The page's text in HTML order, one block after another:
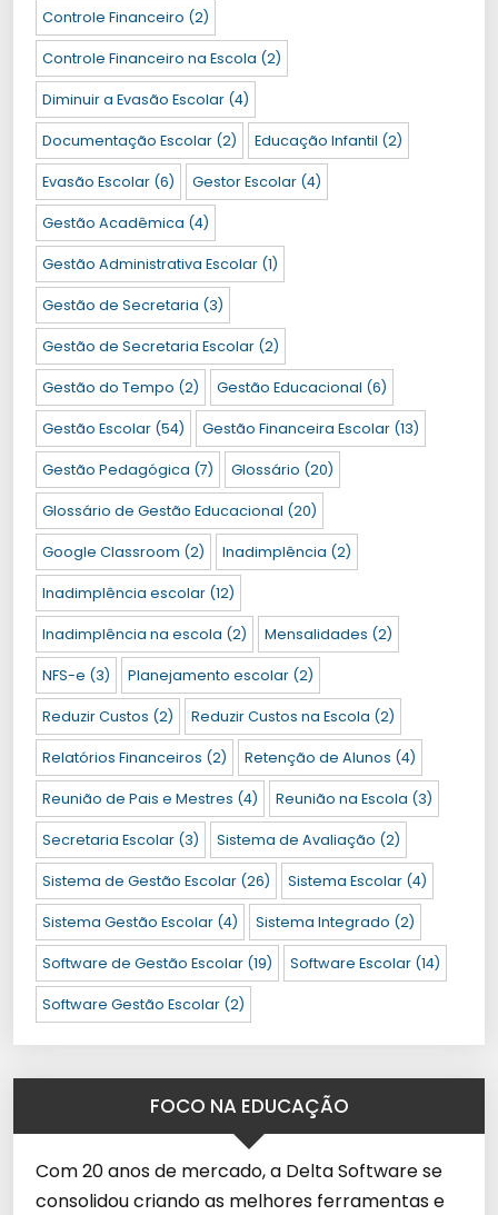
Controle Financeiro (2)
Controle Financeiro na Escola (2)
Diminuir a Evasão Escolar (4)
Documentação Escolar (2) Educação Infantil (2)
Evasão Escolar (6) Gestor Escolar (4)
Gestão Acadêmica (4)
Gestão Administrativa Escolar (1)
Gestão de Secretaria (3)
Gestão de Secretaria Escolar (2)
Gestão do Tempo (2) Gestão Educacional (6)
Gestão Escolar (54) Gestão Financeira Escolar (13)
Gestão Pedagógica (7) Glossário (20)
Glossário de Gestão Educacional (20)
Google Classroom (2) Inadimplência (2)
Inadimplência escolar (12)
Inadimplência na escola (2) Mensalidades (2)
NFS-e (3) Planejamento escolar (2)
Reduzir Custos (2) Reduzir Custos na Escola (2)
Relatórios Financeiros (2) Retenção de Alunos (4)
Reunião de Pais e Mestres (4) Reunião na Escola (3)
Secretaria Escolar (3) Sistema de Avaliação (2)
Sistema de Gestão Escolar (26) Sistema Escolar (4)
Sistema Gestão Escolar (4) Sistema Integrado (2)
Software de Gestão Escolar (19) Software Escolar (14)
Software Gestão Escolar (2)
FOCO NA EDUCAÇÃO
Com 20 anos de mercado, a Delta Software se
consolidou criando as melhores ferramentas e